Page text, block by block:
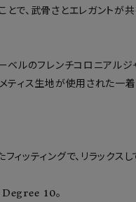
とで、武骨さとエレガントが
ルのフレンチコロニアルジャ
メティス生地が使用された一
ィッティングで、リラックスし
10。